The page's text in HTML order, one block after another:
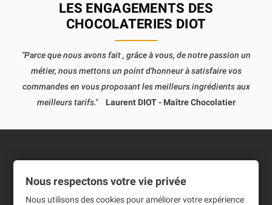
LES ENGAGEMENTS DES
CHOCOLATERIES DIOT
"Parce que nous avons fait , grâce à vous, de notre passion un
métier, nous mettons un point d'honneur à satisfaire vos
commandes en vous proposant les meilleurs ingrédients aux
meilleurs tarifs."
Laurent DIOT - Maître Chocolatier
Produits
Nous respectons votre vie privée
Nous utilisons des cookies pour améliorer votre expérience